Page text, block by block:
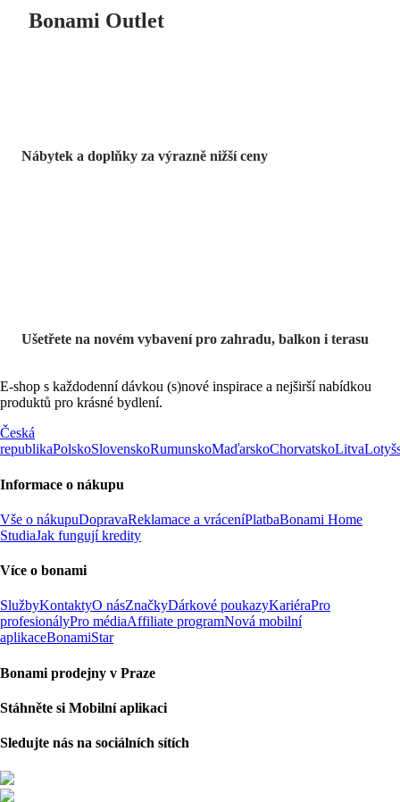
Bonami Outlet
Nábytek a doplňky za výrazně nižší ceny
Ušetřete na novém vybavení pro zahradu, balkon i terasu
E-shop s každodenní dávkou (s)nové inspirace a nejširší nabídkou
produktů pro krásné bydlení.
Česká
republikaPolskoSlovenskoRumunskoMaďarskoChorvatskoLitva
Informace o nákupu
Vše o nákupuDopravaReklamace a vráceníPlatbaBonami Home
StudiaJak fungují kredity
Více o bonami
SlužbyKontaktyO násZnačkyDárkové poukazyKariéraPro
profesionályPro médiaAffiliate programNová mobilní
aplikaceBonamiStar
Bonami prodejny v Praze
Stáhněte si Mobilní aplikaci
Sledujte nás na sociálních sítích